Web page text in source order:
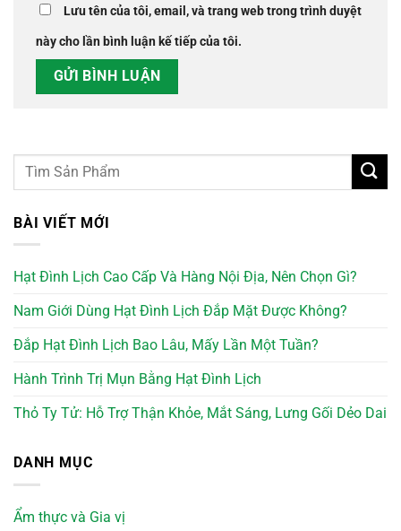
Lưu tên của tôi, email, và trang web trong trình duyệt
này cho lần bình luận kế tiếp của tôi.
BÀI VIẾT MỚI
Hạt Đình Lịch Cao Cấp Và Hàng Nội Địa, Nên Chọn Gì?
Nam Giới Dùng Hạt Đình Lịch Đắp Mặt Được Không?
Đắp Hạt Đình Lịch Bao Lâu, Mấy Lần Một Tuần?
Hành Trình Trị Mụn Bằng Hạt Đình Lịch
Thỏ Ty Tử: Hỗ Trợ Thận Khỏe, Mắt Sáng, Lưng Gối Dẻo Dai
DANH MỤC
Ẩm thực và Gia vị